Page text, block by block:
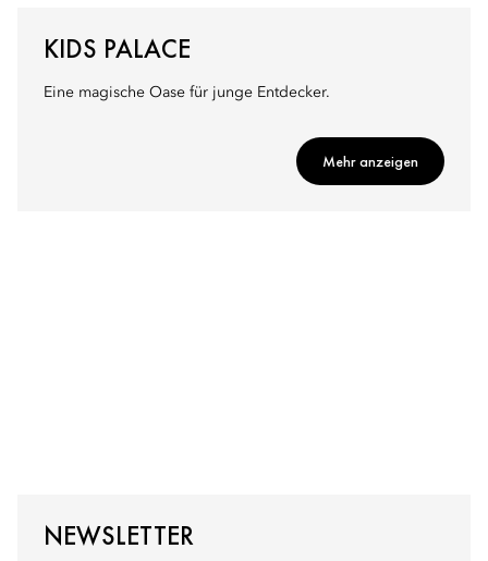
KIDS PALACE
Eine magische Oase für junge Entdecker.
Mehr anzeigen
NEWSLETTER